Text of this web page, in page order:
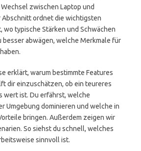
zwischen Laptop und
Abschnitt ordnet die wichtigsten
wo typische Stärken und Schwächen
besser abwägen, welche Merkmale für
erklärt, warum bestimmte Features
dir einzuschätzen, ob ein teureres
wert ist. Du erfährst, welche
Umgebung dominieren und welche in
bringen. Außerdem zeigen wir
So siehst du schnell, welches
sinnvoll ist.